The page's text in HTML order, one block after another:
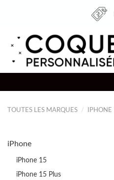
TOUTES LES MARQUES / IPHONE
iPhone
iPhone 15
iPhone 15 Plus